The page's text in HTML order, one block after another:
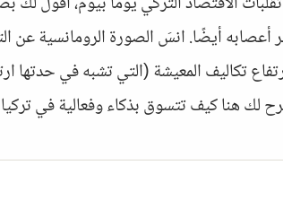
أيضًا. انسَ الصورة الرومانسية عن
تكاليف المعيشة (التي تشبه في حدتها
لك هنا كيف تتسوق بذكاء وفعالية في